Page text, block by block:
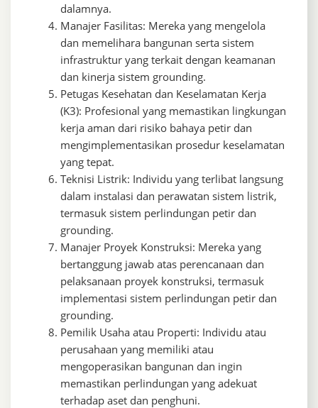
dalamnya.
Manajer Fasilitas: Mereka yang mengelola
dan memelihara bangunan serta sistem
infrastruktur yang terkait dengan keamanan
dan kinerja sistem grounding.
Petugas Kesehatan dan Keselamatan Kerja
(K3): Profesional yang memastikan lingkungan
kerja aman dari risiko bahaya petir dan
mengimplementasikan prosedur keselamatan
yang tepat.
Teknisi Listrik: Individu yang terlibat langsung
dalam instalasi dan perawatan sistem listrik,
termasuk sistem perlindungan petir dan
grounding.
Manajer Proyek Konstruksi: Mereka yang
bertanggung jawab atas perencanaan dan
pelaksanaan proyek konstruksi, termasuk
implementasi sistem perlindungan petir dan
grounding.
Pemilik Usaha atau Properti: Individu atau
perusahaan yang memiliki atau
mengoperasikan bangunan dan ingin
memastikan perlindungan yang adekuat
terhadap aset dan penghuni.